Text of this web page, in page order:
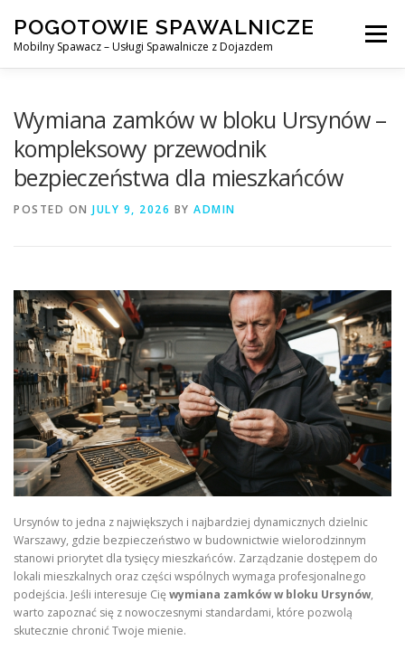
content
POGOTOWIE SPAWALNICZE
Mobilny Spawacz – Usługi Spawalnicze z Dojazdem
Menu
SPAWANIE MIG/MAG (GMAW) NASZE USŁUGI
Wymiana zamków w bloku Ursynów –
kompleksowy przewodnik
bezpieczeństwa dla mieszkańców
POSTED ON JULY 9, 2026 BY ADMIN
Ursynów to jedna z największych i najbardziej dynamicznych dzielnic
Warszawy, gdzie bezpieczeństwo w budownictwie wielorodzinnym
stanowi priorytet dla tysięcy mieszkańców. Zarządzanie dostępem do
lokali mieszkalnych oraz części wspólnych wymaga profesjonalnego
podejścia. Jeśli interesuje Cięwymiana zamków w bloku Ursynów,
warto zapoznać się z nowoczesnymi standardami, które pozwolą
skutecznie chronić Twoje mienie.